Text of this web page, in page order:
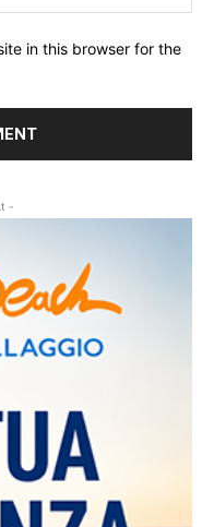
in this browser for the
-